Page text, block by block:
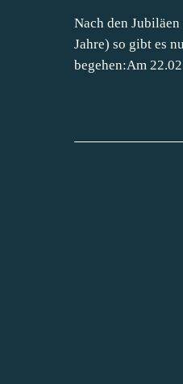
Nach den
Jahre) so gibt es
begehen:Am